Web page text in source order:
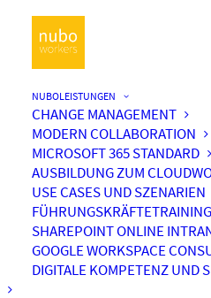
NUBOLEISTUNGEN
CHANGE MANAGEMENT
MODERN COLLABORATION
MICROSOFT 365 STANDARD
AUSBILDUNG ZUM
USE CASES UND SZENARIEN
FÜHRUNGSKRÄFTETRAINING
SHAREPOINT ONLINE
GOOGLE WORKSPACE
DIGITALE KOMPETENZ UND